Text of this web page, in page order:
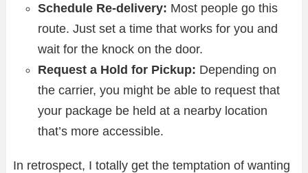
Schedule Re-delivery: Most people go this
route. Just set a time that works for you and
wait for the knock on the door.
Request a Hold for Pickup: Depending on
the carrier, you might be able to request that
your package be held at a nearby location
that’s more accessible.
In retrospect, I totally get the temptation of wanting